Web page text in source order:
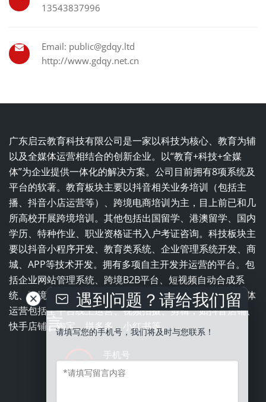
13543837996
Email: public@gdqy.ltd
http://www.gdqy.net.cn
广东启云教育科技有限公司是一家以科技为核心、教育为辅
以及全媒体运营相结合的创新企业。以“教育+科技+全媒
体”为企业提供一体化的解决方案。公司目前拥有8项系统及
平台的软著。教育板块主要以抖音相关业务培训（包括主
播、抖音小店运营等）、跨境电商培训为主，目上前已和几
所高校开展跨境培训。其他包括出国留学、港澳留学、国内
学历、特种作业、职业资格证书入户考证咨询。科技板块主
要以抖音小程序开发、教育类系统、企业管理系统开发、商
城、APP等技术开发。拥有多项自主开发并运营的平台。包
括企业网站管理系统、跨境B2B平台、短视频自动合成系
统、跨境电商平台、职业培训学校一体化管理系统。全媒体
运营包括全平台线上运营、视频拍摄、剪辑，如抖音店铺、
快手店铺、淘宝、拼多多、小红书等。
手机号
13543837996
遇到问题？请给我们留
言请填写您的手机号，我们将及时与您联系！